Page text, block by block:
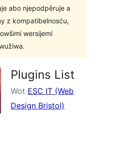
abo njepodpěruje a
z kompatibelnosću,
wersijemi
Plugins List
Wot ESC IT (Web
Design Bristol)